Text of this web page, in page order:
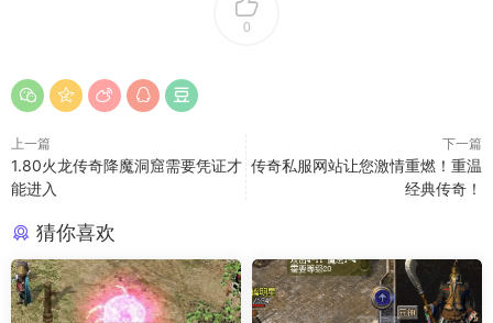
0
上一篇
1.80火龙传奇降魔洞窟需要凭证才
能进入
下一篇
传奇私服网站让您激情重燃！重温
经典传奇！
猜你喜欢